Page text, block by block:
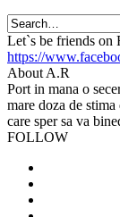
Let`s be friends on
https://
About A.R
Port in mana o
mare doza de
care sper sa va
FOLLOW